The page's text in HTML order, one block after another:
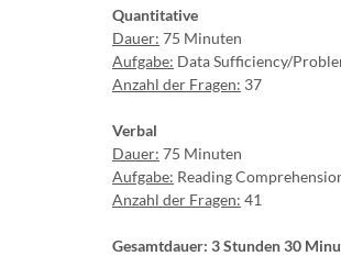
Quantitative
Dauer: 75 Minuten
Aufgabe: Data Sufficiency/
Anzahl der Fragen: 37
Verbal
Dauer: 75 Minuten
Aufgabe: Reading
Anzahl der Fragen: 41
Gesamtdauer: 3 Stunden 30